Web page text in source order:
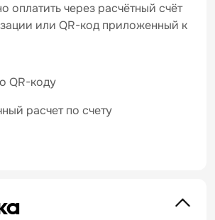
оплатить через расчётный счёт
или QR-код приложенный к
QR-коду
расчет по счету